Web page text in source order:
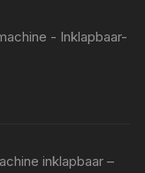
- Inklapbaar-
inklapbaar –